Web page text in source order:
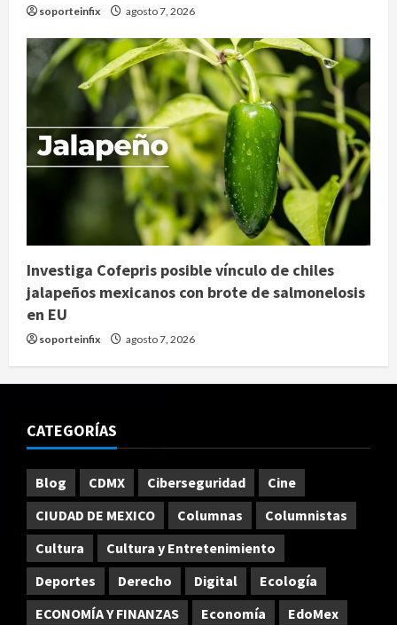
soporteinfix agosto 7, 2026
Investiga Cofepris posible vínculo de chiles
jalapeños mexicanos con brote de salmonelosis
en EU
soporteinfix agosto 7, 2026
CATEGORÍAS
Blog CDMX Ciberseguridad
Cine
CIUDAD DE MEXICO
Columnas
Columnistas
Cultura
Cultura y Entretenimiento
Deportes
Derecho Digital
Ecología
ECONOMÍA Y FINANZAS
Economía
EdoMex